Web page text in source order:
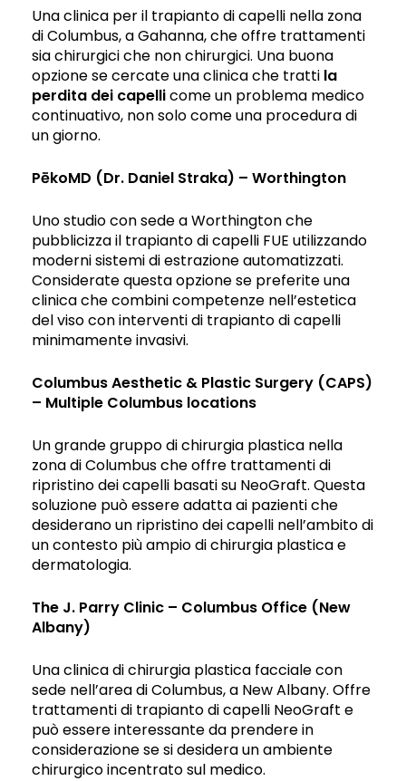
Una clinica per il trapianto di capelli nella zona
di Columbus, a Gahanna, che offre trattamenti
sia chirurgici che non chirurgici. Una buona
opzione se cercate una clinica che tratti la
perdita dei capellicome un problema medico
continuativo, non solo come una procedura di
un giorno.
PēkoMD (Dr. Daniel Straka) – Worthington
Uno studio con sede a Worthington che
pubblicizza il trapianto di capelli FUE utilizzando
moderni sistemi di estrazione automatizzati.
Considerate questa opzione se preferite una
clinica che combini competenze nell’estetica
del viso con interventi di trapianto di capelli
minimamente invasivi.
Columbus Aesthetic & Plastic Surgery (CAPS)
– Multiple Columbus locations
Un grande gruppo di chirurgia plastica nella
zona di Columbus che offre trattamenti di
ripristino dei capelli basati su NeoGraft. Questa
soluzione può essere adatta ai pazienti che
desiderano un ripristino dei capelli nell’ambito di
un contesto più ampio di chirurgia plastica e
dermatologia.
The J. Parry Clinic – Columbus Office (New
Albany)
Una clinica di chirurgia plastica facciale con
sede nell’area di Columbus, a New Albany. Offre
trattamenti di trapianto di capelli NeoGraft e
può essere interessante da prendere in
considerazione se si desidera un ambiente
chirurgico incentrato sul medico.